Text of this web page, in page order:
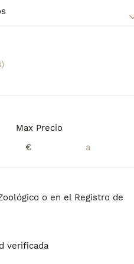
Max Precio
€
o en el Registro de
verificada
de Pelo Duro
búsqueda guarda tu
resultado perfecto:
entre
duro y el
la más común de